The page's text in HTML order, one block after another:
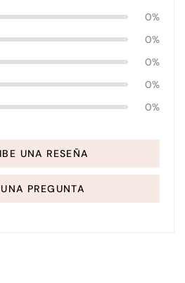
0%
0%
0%
0%
0%
UNA RESEÑA
PREGUNTA